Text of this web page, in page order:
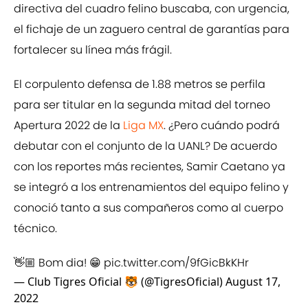
directiva del cuadro felino buscaba, con urgencia,
el fichaje de un zaguero central de garantías para
fortalecer su línea más frágil.
El corpulento defensa de 1.88 metros se perfila
para ser titular en la segunda mitad del torneo
Apertura 2022 de la Liga MX. ¿Pero cuándo podrá
debutar con el conjunto de la UANL? De acuerdo
con los reportes más recientes, Samir Caetano ya
se integró a los entrenamientos del equipo felino y
conoció tanto a sus compañeros como al cuerpo
técnico.
👋🏼 Bom dia! 😁 pic.twitter.com/9fGicBkKHr
— Club Tigres Oficial 🐯 (@TigresOficial)August 17,
2022